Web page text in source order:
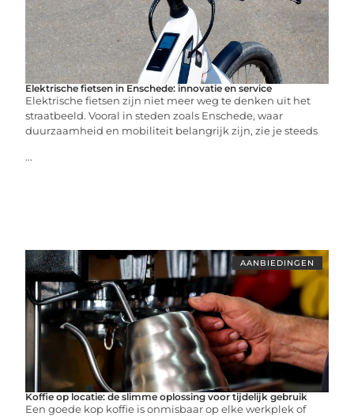
Elektrische fietsen in Enschede: innovatie en service
Elektrische fietsen zijn niet meer weg te denken uit het
straatbeeld. Vooral in steden zoals Enschede, waar
duurzaamheid en mobiliteit belangrijk zijn, zie je steeds
...
AANBIEDINGEN
Koffie op locatie: de slimme oplossing voor tijdelijk gebruik
Een goede kop koffie is onmisbaar op elke werkplek of